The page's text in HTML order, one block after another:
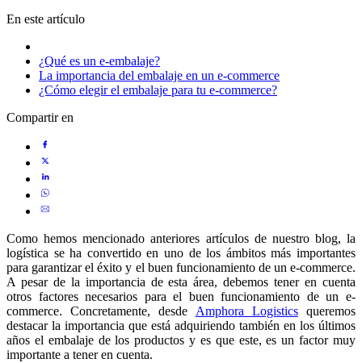
En este artículo
¿Qué es un e-embalaje?
La importancia del embalaje en un e-commerce
¿Cómo elegir el embalaje para tu e-commerce?
Compartir en
Como hemos mencionado anteriores artículos de nuestro blog, la
logística se ha convertido en uno de los ámbitos más importantes
para garantizar el éxito y el buen funcionamiento de un e-commerce.
A pesar de la importancia de esta área, debemos tener en cuenta
otros factores necesarios para el buen funcionamiento de un e-
commerce. Concretamente, desde Amphora Logisticsqueremos
destacar la importancia que está adquiriendo también en los últimos
años el embalaje de los productos y es que este, es un factor muy
importante a tener en cuenta.